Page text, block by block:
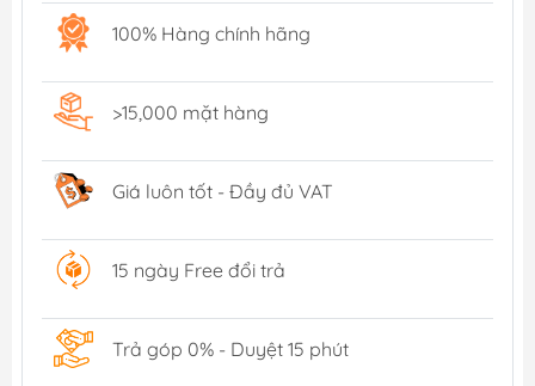
100% Hàng chính hãng
>15,000 mặt hàng
Giá luôn tốt - Đầy đủ VAT
15 ngày Free đổi trả
Trả góp 0% - Duyệt 15 phút